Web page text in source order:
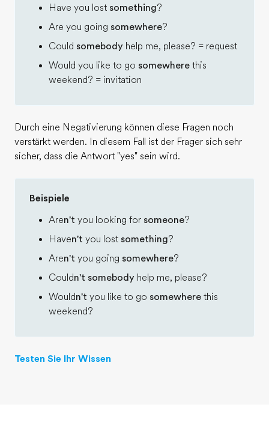
Have you lost something?
Are you going somewhere?
Could somebody help me, please? = request
Would you like to go somewhere this
weekend? = invitation
Durch eine Negativierung können diese Fragen noch
verstärkt werden. In diesem Fall ist der Frager sich sehr
sicher, dass die Antwort "yes" sein wird.
Beispiele
Aren't you looking for someone?
Haven't you lost something?
Aren't you going somewhere?
Couldn't somebody help me, please?
Wouldn't you like to go somewhere this
weekend?
Testen Sie Ihr Wissen